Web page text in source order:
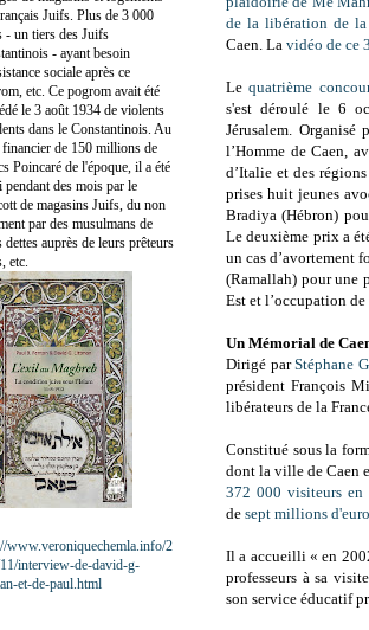
de la libération de la
Caen. La vidéo de ce
Lequatrième
s'est déroulé le 6
Jérusalem.
l’Homme de Caen,
d’Italie et des
prises huit jeunes
Bradiya (Hébron)
Le deuxième prix a
un cas d’avortement
(Ramallah) pour une
Est et l’occupation
Un Mémorial de
Dirigé parStéphane
président François
libérateurs de la
Constitué sous la
dont la ville de Caen
372 000 visiteurs en
de sept millions
Il a accueilli « en
professeurs à sa
son service éducatif
Juifs. Plus de 3 000
- un tiers des Juifs
- ayant besoin
sociale après ce
etc. Ce pogrom avait été
le 3 août 1934 de violents
dans le Constantinois. Au
de 150 millions de
Poincaré de l'époque, il a été
pendant des mois par le
de magasins Juifs, du non
par des musulmans de
dettes auprès de leurs prêteurs
etc.
www.veroniquechemla.info/2
interview-de-david-g-
et-de-paul.html